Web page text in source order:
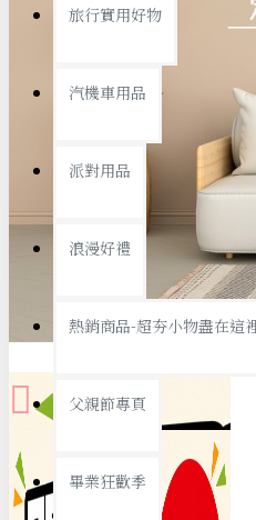
置物架/收納櫃
銅板精選
旅行實用好物
汽機車用品
派對用品
浪漫好禮
熱銷商品-超夯小物盡在這
父親節專頁
畢業狂歡季